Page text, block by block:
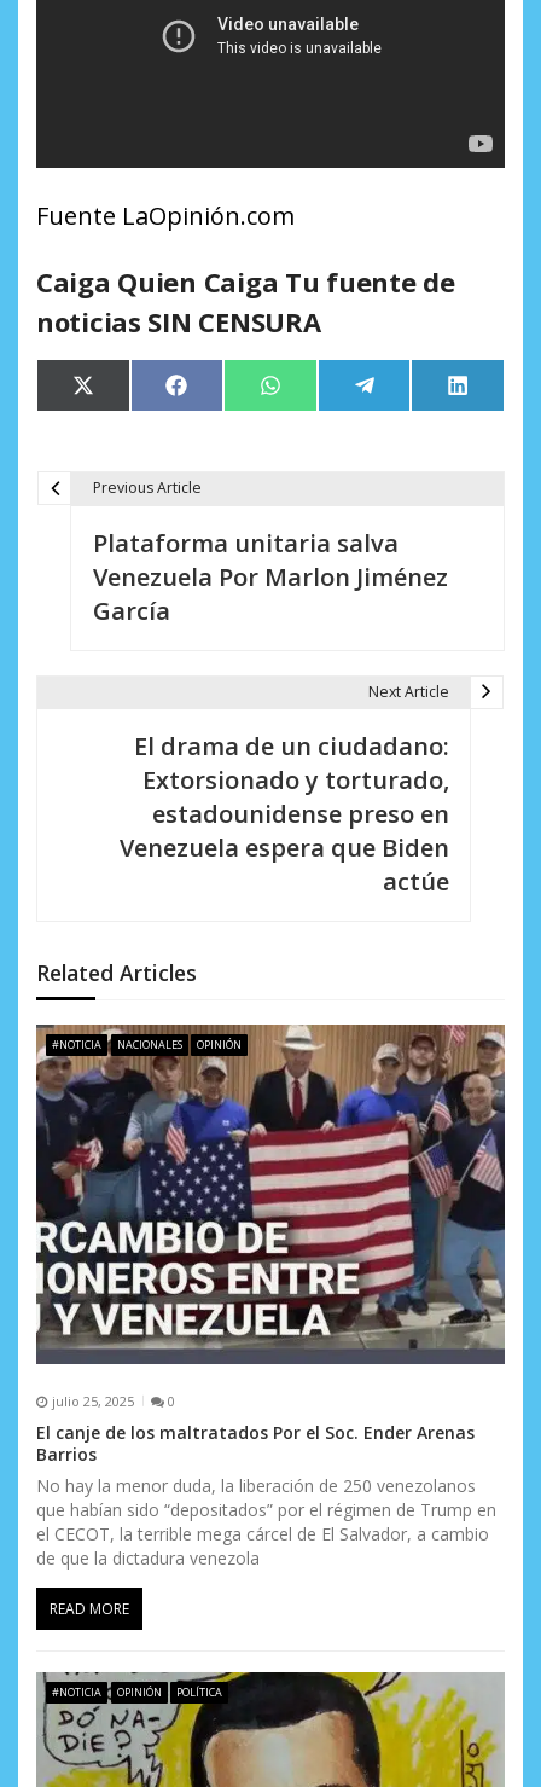
Fuente LaOpinión.com
Caiga Quien Caiga Tu fuente de
noticias SIN CENSURA
Compartir
en
X
(Twitter)
Compartir
en
Facebook Compartir
en
WhatsApp Compartir
en
Telegram
en
LinkedIn
e
e
n
t
a
d
a
s
Previous Article
Plataforma unitaria salva
Venezuela Por Marlon Jiménez
García
Next Article
El drama de un ciudadano:
Extorsionado y torturado,
estadounidense preso en
Venezuela espera que Biden
actúe
Related Articles
#NOTICIA NACIONALES OPINIÓN
julio 25, 2025 0
El canje de los maltratados Por el Soc. Ender Arenas
Barrios
No hay la menor duda, la liberación de 250 venezolanos
que habían sido “depositados” por el régimen de Trump en
el CECOT, la terrible mega cárcel de El Salvador, a cambio
de que la dictadura venezola
READ MORE
#NOTICIA OPINIÓN POLÍTICA